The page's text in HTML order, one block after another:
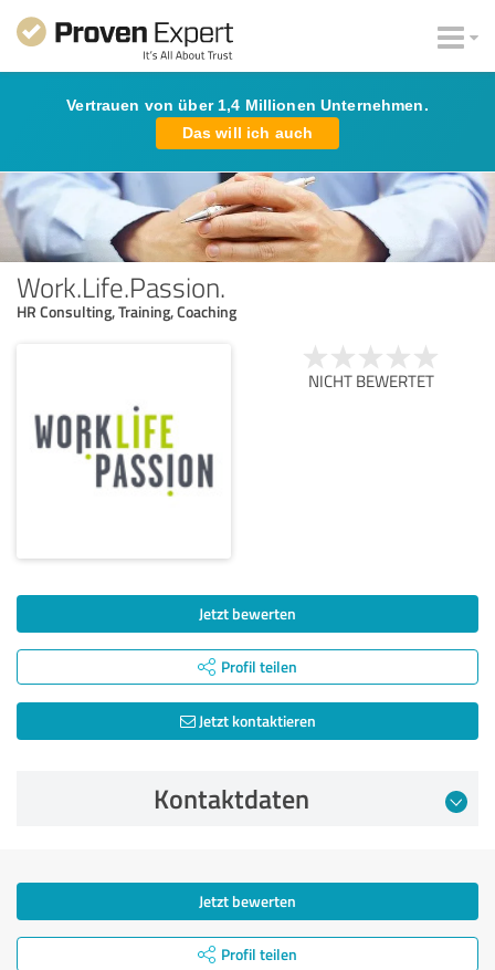
Vertrauen von über 1,4 Millionen Unternehmen.
Das will ich auch
Work.Life.Passion.
HR Consulting, Training, Coaching
NICHT BEWERTET
Jetzt bewerten
Profil teilen
Jetzt kontaktieren
Kontaktdaten
Jetzt bewerten
Profil teilen